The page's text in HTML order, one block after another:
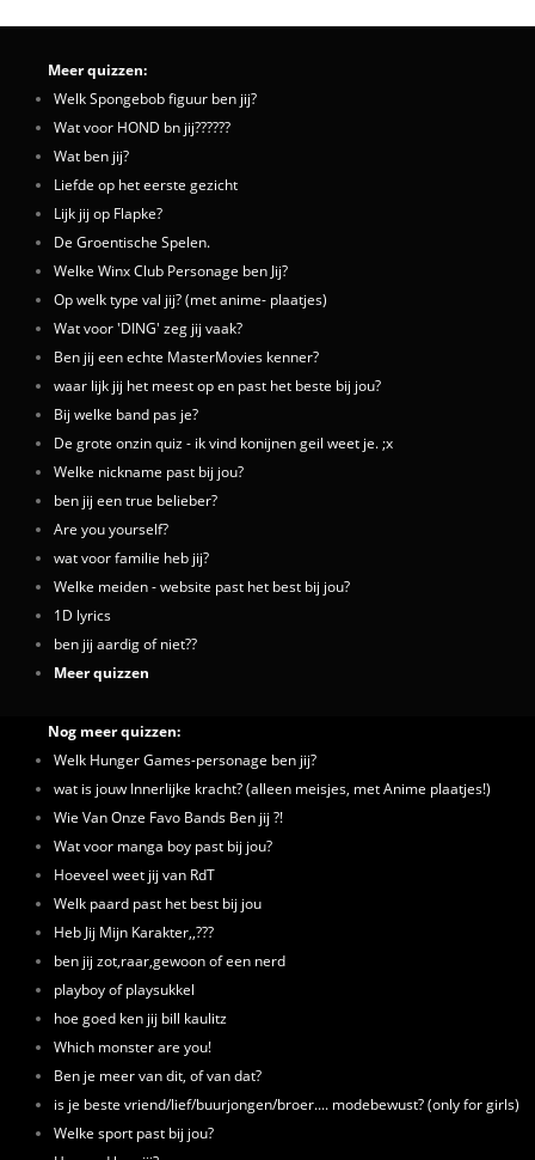
Meer quizzen:
Welk Spongebob figuur ben jij?
Wat voor HOND bn jij??????
Wat ben jij?
Liefde op het eerste gezicht
Lijk jij op Flapke?
De Groentische Spelen.
Welke Winx Club Personage ben Jij?
Op welk type val jij? (met anime- plaatjes)
Wat voor 'DING' zeg jij vaak?
Ben jij een echte MasterMovies kenner?
waar lijk jij het meest op en past het beste bij jou?
Bij welke band pas je?
De grote onzin quiz - ik vind konijnen geil weet je. ;x
Welke nickname past bij jou?
ben jij een true belieber?
Are you yourself?
wat voor familie heb jij?
Welke meiden - website past het best bij jou?
1D lyrics
ben jij aardig of niet??
Meer quizzen
Nog meer quizzen:
Welk Hunger Games-personage ben jij?
wat is jouw Innerlijke kracht? (alleen meisjes, met Anime plaatjes!)
Wie Van Onze Favo Bands Ben jij ?!
Wat voor manga boy past bij jou?
Hoeveel weet jij van RdT
Welk paard past het best bij jou
Heb Jij Mijn Karakter,,???
ben jij zot,raar,gewoon of een nerd
playboy of playsukkel
hoe goed ken jij bill kaulitz
Which monster are you!
Ben je meer van dit, of van dat?
is je beste vriend/lief/buurjongen/broer.... modebewust? (only for girls)
Welke sport past bij jou?